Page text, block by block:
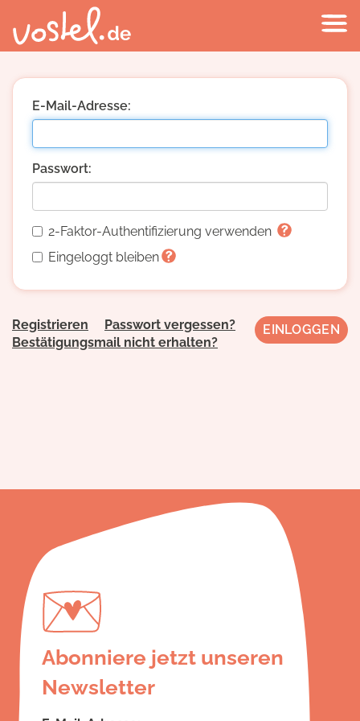
E-Mail-Adresse:
Passwort:
2-Faktor-Authentifizierung verwenden
Eingeloggt bleiben
Registrieren
Passwort vergessen?
Bestätigungsmail nicht erhalten?
Abonniere jetzt unseren
Newsletter